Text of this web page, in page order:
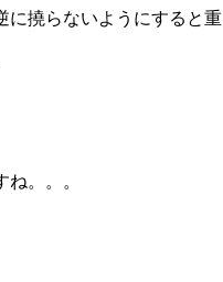
撓らないようにすると
。。。